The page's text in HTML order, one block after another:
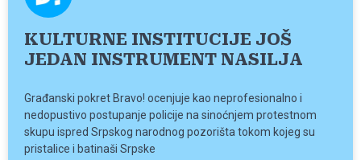
KULTURNE INSTITUCIJE JOŠ
JEDAN INSTRUMENT NASILJA
Građanski pokret Bravo! ocenjuje kao neprofesionalno i
nedopustivo postupanje policije na sinoćnjem protestnom
skupu ispred Srpskog narodnog pozorišta tokom kojeg su
pristalice i batinaši Srpske